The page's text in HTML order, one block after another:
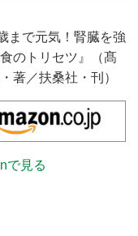
廃物の運び手。腎
正しく働かせるた
ん」という腎臓専
さんの書籍『腎臓
トリセツ』か
考え方を紹介しま
保ち、わたしたち
右するといわれる
齢と共に機能が低
らず不調のサイン
黙の臓器”。腎臓
二さんの書籍『腎
食のトリセツ』か
な腎臓を普段の食
たわるレシピと食
介します。
まで元気！腎臓を強
のトリセツ』（髙
著／扶桑社・刊）
で見る